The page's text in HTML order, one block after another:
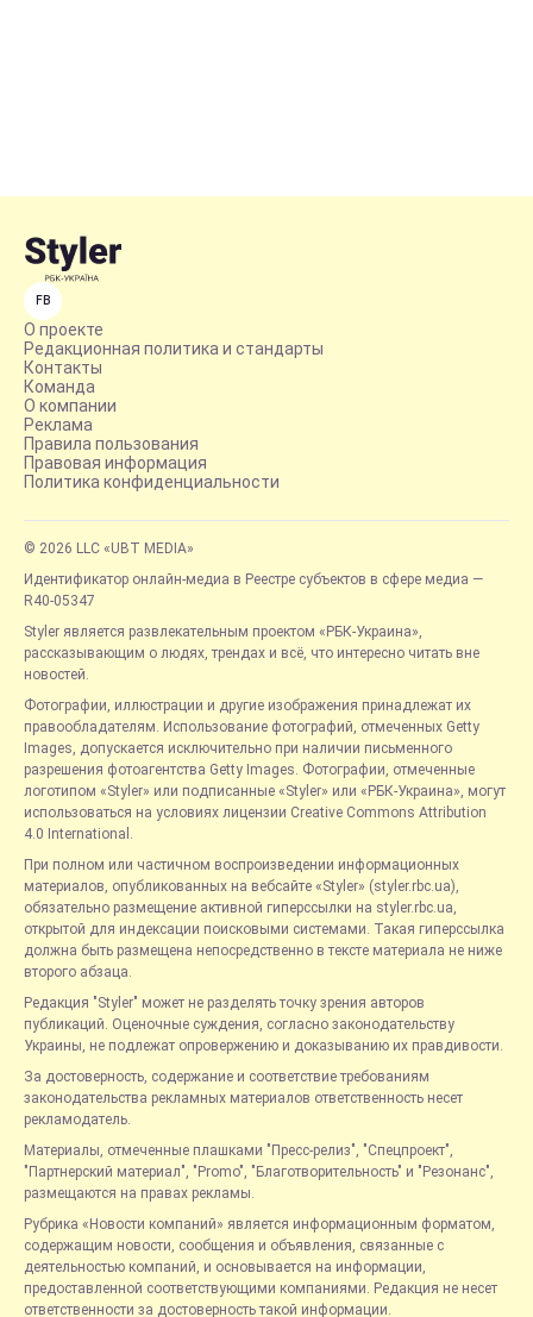
FB
О проекте
Редакционная политика и стандарты
Контакты
Команда
О компании
Реклама
Правила пользования
Правовая информация
Политика конфиденциальности
© 2026 LLC «UBT MEDIA»
Идентификатор онлайн-медиа в Реестре субъектов в сфере медиа —
R40-05347
Styler является развлекательным проектом «РБК-Украина»,
рассказывающим о людях, трендах и всё, что интересно читать вне
новостей.
Фотографии, иллюстрации и другие изображения принадлежат их
правообладателям. Использование фотографий, отмеченных Getty
Images, допускается исключительно при наличии письменного
разрешения фотоагентства Getty Images. Фотографии, отмеченные
логотипом «Styler» или подписанные «Styler» или «РБК-Украина», могут
использоваться на условиях лицензии Creative Commons Attribution
4.0 International.
При полном или частичном воспроизведении информационных
материалов, опубликованных на вебсайте «Styler» (styler.rbc.ua),
обязательно размещение активной гиперссылки на styler.rbc.ua,
открытой для индексации поисковыми системами. Такая гиперссылка
должна быть размещена непосредственно в тексте материала не ниже
второго абзаца.
Редакция "Styler" может не разделять точку зрения авторов
публикаций. Оценочные суждения, согласно законодательству
Украины, не подлежат опровержению и доказыванию их правдивости.
За достоверность, содержание и соответствие требованиям
законодательства рекламных материалов ответственность несет
рекламодатель.
Материалы, отмеченные плашками "Пресс-релиз", "Спецпроект",
"Партнерский материал", "Promo", "Благотворительность" и "Резонанс",
размещаются на правах рекламы.
Рубрика «Новости компаний» является информационным форматом,
содержащим новости, сообщения и объявления, связанные с
деятельностью компаний, и основывается на информации,
предоставленной соответствующими компаниями. Редакция не несет
ответственности за достоверность такой информации.